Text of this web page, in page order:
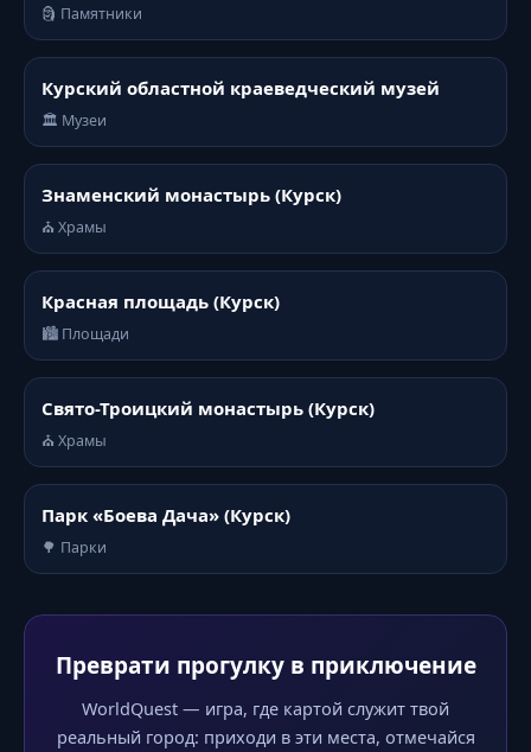
🗿 Памятники
Курский областной краеведческий музей
🏛️ Музеи
Знаменский монастырь (Курск)
⛪ Храмы
Красная площадь (Курск)
🏙️ Площади
Свято-Троицкий монастырь (Курск)
⛪ Храмы
Парк «Боева Дача» (Курск)
🌳 Парки
Преврати прогулку в приключение
WorldQuest — игра, где картой служит твой
реальный город: приходи в эти места, отмечайся